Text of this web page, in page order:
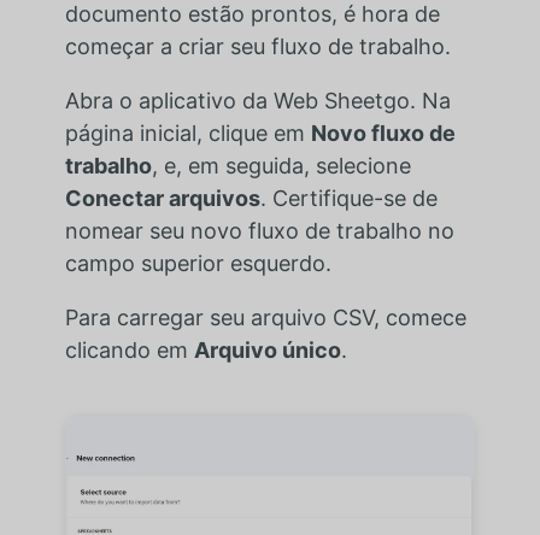
documento estão prontos, é hora de
começar a criar seu fluxo de trabalho.
Abra o aplicativo da Web Sheetgo. Na
página inicial, clique em Novo fluxo de
trabalho, e, em seguida, selecione
Conectar arquivos. Certifique-se de
nomear seu novo fluxo de trabalho no
campo superior esquerdo.
Para carregar seu arquivo CSV, comece
clicando em Arquivo único.